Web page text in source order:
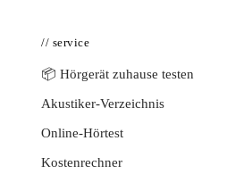
// service
📦 Hörgerät zuhause testen
Akustiker-Verzeichnis
Online-Hörtest
Kostenrechner